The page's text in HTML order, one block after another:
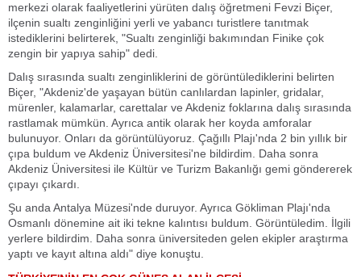
merkezi olarak faaliyetlerini yürüten dalış öğretmeni Fevzi Biçer,
ilçenin sualtı zenginliğini yerli ve yabancı turistlere tanıtmak
istediklerini belirterek, "Sualtı zenginliği bakımından Finike çok
zengin bir yapıya sahip" dedi.
Dalış sırasında sualtı zenginliklerini de görüntülediklerini belirten
Biçer, "Akdeniz'de yaşayan bütün canlılardan lapinler, gridalar,
mürenler, kalamarlar, carettalar ve Akdeniz foklarına dalış sırasında
rastlamak mümkün. Ayrıca antik olarak her koyda amforalar
bulunuyor. Onları da görüntülüyoruz. Çağıllı Plajı'nda 2 bin yıllık bir
çıpa buldum ve Akdeniz Üniversitesi'ne bildirdim. Daha sonra
Akdeniz Üniversitesi ile Kültür ve Turizm Bakanlığı gemi göndererek
çıpayı çıkardı.
Şu anda Antalya Müzesi'nde duruyor. Ayrıca Gökliman Plajı'nda
Osmanlı dönemine ait iki tekne kalıntısı buldum. Görüntüledim. İlgili
yerlere bildirdim. Daha sonra üniversiteden gelen ekipler araştırma
yaptı ve kayıt altına aldı" diye konuştu.